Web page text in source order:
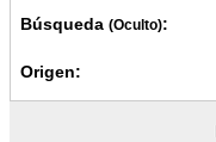
Búsqueda (Oculto):
Origen: